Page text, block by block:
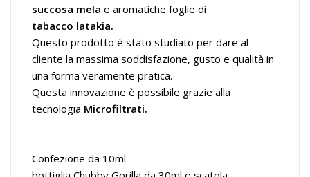
succosa mela e aromatiche foglie di
tabacco latakia.
Questo prodotto è stato studiato per dare al
cliente la massima soddisfazione, gusto e qualità in
una forma veramente pratica.
Questa innovazione è possibile grazie alla
tecnologia Microfiltrati.
Confezione da 10ml